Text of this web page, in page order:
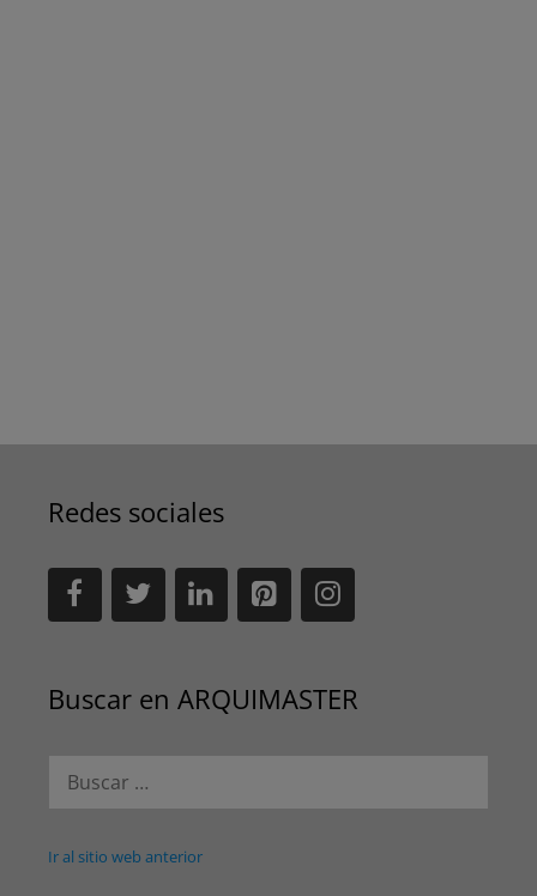
Redes sociales
Buscar en ARQUIMASTER
Ir al sitio web anterior